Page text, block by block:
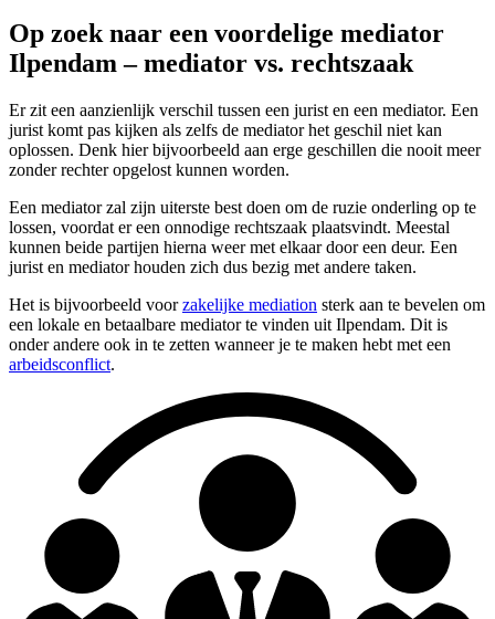
Op zoek naar een voordelige mediator
Ilpendam – mediator vs. rechtszaak
Er zit een aanzienlijk verschil tussen een jurist en een mediator. Een
jurist komt pas kijken als zelfs de mediator het geschil niet kan
oplossen. Denk hier bijvoorbeeld aan erge geschillen die nooit meer
zonder rechter opgelost kunnen worden.
Een mediator zal zijn uiterste best doen om de ruzie onderling op te
lossen, voordat er een onnodige rechtszaak plaatsvindt. Meestal
kunnen beide partijen hierna weer met elkaar door een deur. Een
jurist en mediator houden zich dus bezig met andere taken.
Het is bijvoorbeeld voorzakelijke mediation sterk aan te bevelen om
een lokale en betaalbare mediator te vinden uit Ilpendam. Dit is
onder andere ook in te zetten wanneer je te maken hebt met een
arbeidsconflict.